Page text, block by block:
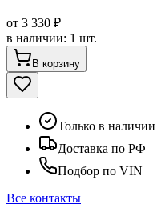
от 3 330 ₽
в наличии: 1 шт.
В корзину
Только в наличии
Доставка по РФ
Подбор по VIN
Все контакты